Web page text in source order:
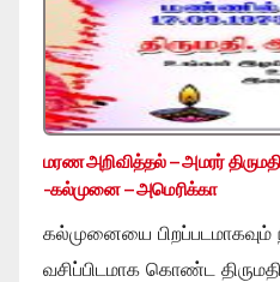
மரண அறிவித்தல் – அமரர்
-கல்முனை – அமெரிக்கா
கல்முனையை
வசிப்பிடமாக கொண்ட